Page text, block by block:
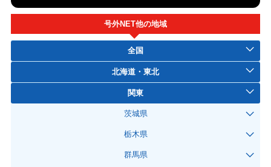
号外NET他の地域
全国
北海道・東北
関東
茨城県
栃木県
群馬県